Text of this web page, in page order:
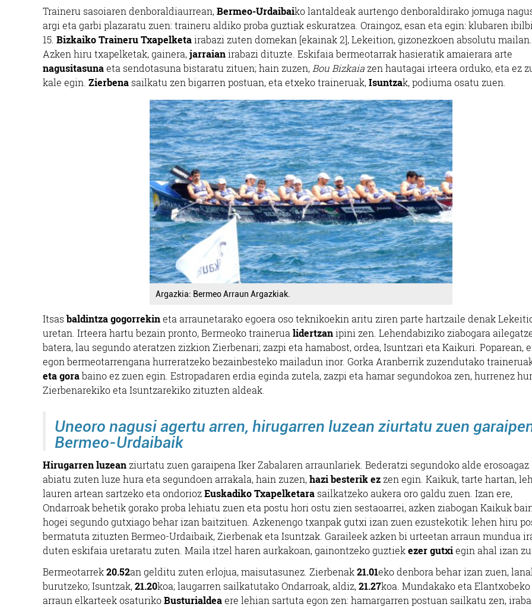
Traineru sasoiaren denboraldiaurrean,Bermeo-Urdaibaiko lantaldeak aurtengo denboraldirako jomuga
argi eta garbi plazaratu zuen: traineru aldiko proba guztiak eskuratzea. Oraingoz, esan eta egin: klubaren
15. Bizkaiko Traineru Txapelketairabazi zuten domekan [ekainak 2], Lekeition, gizonezkoen absolutu mailan.
Azken hiru txapelketak, gainera,jarraianirabazi dituzte. Eskifaia bermeotarrak hasieratik amaierara arte
nagusitasunaeta sendotasuna bistaratu zituen; hain zuzen, Bou Bizkaia zen hautagai irteera orduko, eta ez
kale egin. Zierbena sailkatu zen bigarren postuan, eta etxeko traineruak,Isuntzak, podiuma osatu zuen.
Argazkia: Bermeo Arraun Argazkiak.
Itsasbaldintza gogorrekineta arraunetarako egoera oso teknikoekin aritu ziren parte hartzaile denak
uretan. Irteera hartu bezain pronto, Bermeoko trainerua lidertzanipini zen. Lehendabiziko ziabogara
batera, lau segundo ateratzen zizkion Zierbenari; zazpi eta hamabost, ordea, Isuntzari eta Kaikuri. Poparean,
egon bermeotarrengana hurreratzeko bezainbesteko mailadun inor. Gorka Aranberrik zuzendutako
eta gorabaino ez zuen egin. Estropadaren erdia eginda zutela, zazpi eta hamar segundokoa zen, hurrenez
Zierbenarekiko eta Isuntzarekiko zituzten aldeak.
Uneoro nagusi agertu arren, hirugarren luzean ziurtatu zuen
Bermeo-Urdaibaik
Hirugarren luzean ziurtatu zuen garaipena Iker Zabalaren arraunlariek. Bederatzi segundoko alde erosoagaz
abiatu zuten luze hura eta segundoen arrakala, hain zuzen,hazi besterik ez zen egin. Kaikuk, tarte hartan,
lauren artean sartzeko eta ondoriozEuskadiko Txapelketara sailkatzeko aukera oro galdu zuen. Izan ere,
Ondarroak behetik gorako proba lehiatu zuen eta postu hori ostu zien sestaoarrei, azken ziabogan Kaikuk
hogei segundo gutxiago behar izan baitzituen. Azkenengo txanpak gutxi izan zuen ezustekotik: lehen hiru
bermatuta zituzten Bermeo-Urdaibaik, Zierbenak eta Isuntzak. Garaileek azken bi urteetan arraun mundua
duten eskifaia uretaratu zuten. Maila itzel haren aurkakoan, gainontzeko guztiekezer gutxiegin ahal izan
Bermeotarrek20.52an gelditu zuten erlojua, maisutasunez. Zierbenak21.01eko denbora behar izan zuen,
burutzeko; Isuntzak,21.20koa; laugarren sailkatutako Ondarroak, aldiz,21.27koa. Mundakako eta Elantxobeko
arraun elkarteek osaturikoBusturialdeaere lehian sartuta egon zen: hamargarren postuan sailkatu zen,